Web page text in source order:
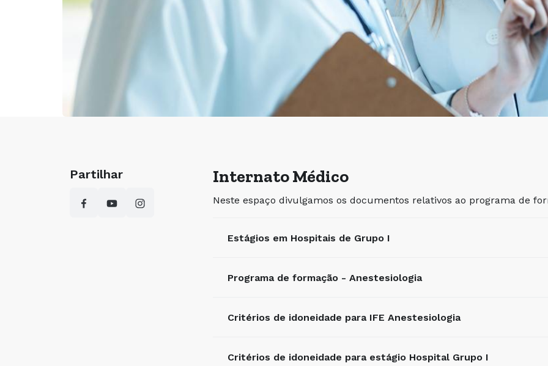
Partilhar Internato Médico
Neste espaço divulgamos os documentos relativos ao programa de
Estágios em Hospitais de Grupo I
Programa de formação - Anestesiologia
Critérios de idoneidade para IFE Anestesiologia
Critérios de idoneidade para estágio Hospital Grupo I